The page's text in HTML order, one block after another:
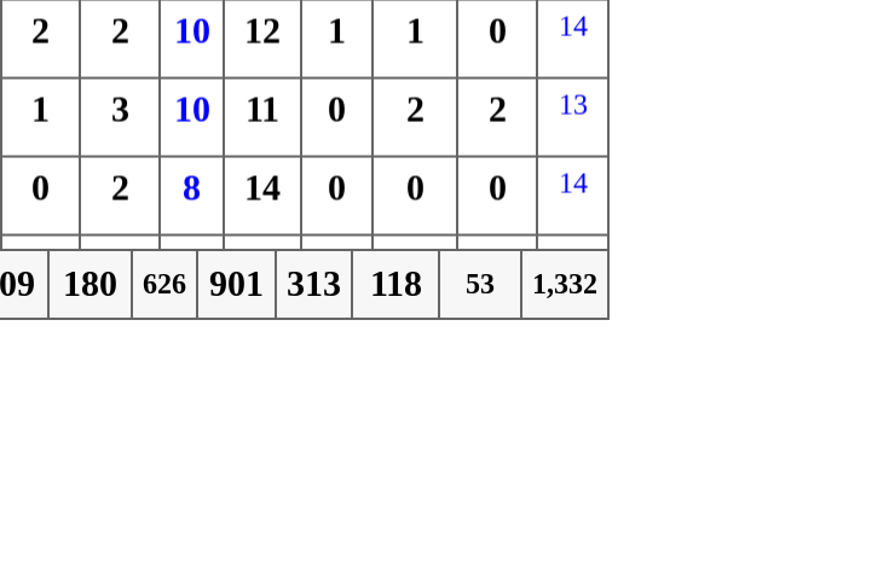
2 2 10 12 1 1 0 14
1 3 10 11 0 2 2 13
0 2 8 14 0 0 0 14
5 2 12 18 7 1 2 26
180 626 901 313 118 53 1,332